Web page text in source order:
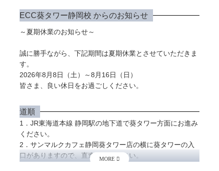
ECC葵タワー静岡校 からのお知らせ
～夏期休業のお知らせ～
誠に勝手ながら、下記期間は夏期休業とさせていただきま
す。
2026年8月8日（土）～8月16日（日）
皆さま、良い休日をお過ごしください。
道順
1．JR東海道本線 静岡駅の地下道で葵タワー方面にお進み
ください。
2．サンマルクカフェ静岡葵タワー店の横に葵タワーの入
口がありますので、直進してください。